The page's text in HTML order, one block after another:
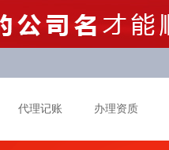
代理记账 办理资质